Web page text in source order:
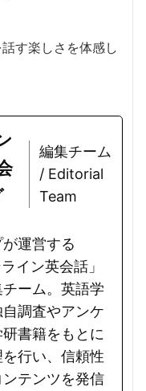
す楽しさを体感し
編集チーム
/ Editorial
Team
運営する
イン英会話」
ーム。英語学
調査やアンケ
書籍をもとに
行い、信頼性
テンツを発信